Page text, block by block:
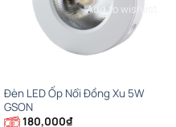
Add to wishlist
Đèn LED Ốp Nổi Đồng Xu 5W
GSON
180,000₫